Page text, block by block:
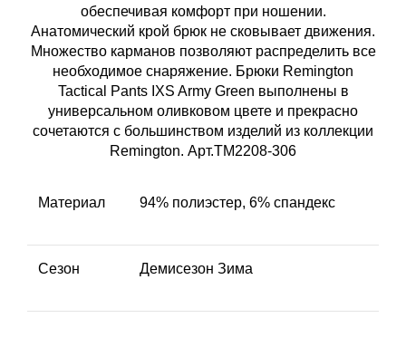
обеспечивая комфорт при ношении.
Анатомический крой брюк не сковывает движения.
Множество карманов позволяют распределить все
необходимое снаряжение. Брюки Remington
Tactical Pants IXS Army Green выполнены в
универсальном оливковом цвете и прекрасно
сочетаются с большинством изделий из коллекции
Remington. Арт.TM2208-306
Материал 94% полиэстер, 6% спандекс
Сезон Демисезон Зима